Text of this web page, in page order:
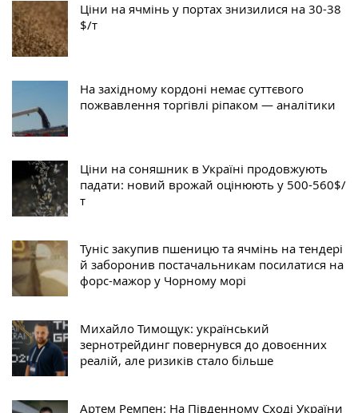
Ціни на ячмінь у портах знизилися на 30-38
$/т
На західному кордоні немає суттєвого
пожвавлення торгівлі ріпаком — аналітики
Ціни на соняшник в Україні продовжують
падати: новий врожай оцінюють у 500-560$/
т
Туніс закупив пшеницю та ячмінь на тендері
й заборонив постачальникам посилатися на
форс-мажор у Чорному морі
Михайло Тимощук: український
зернотрейдинг повернувся до довоєнних
реалій, але ризиків стало більше
Артем Ремпен: На Південному Сході України